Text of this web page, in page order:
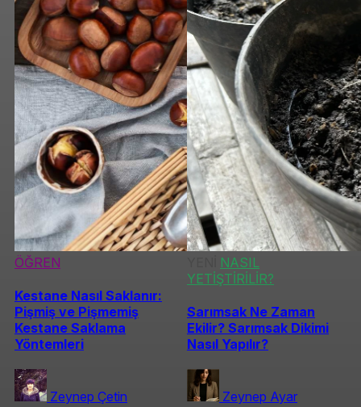
ÖĞREN
Kestane Nasıl Saklanır:
Pişmiş ve Pişmemiş
Kestane Saklama
Yöntemleri
Zeynep Çetin
NASIL
YETİŞTİRİLİR?
Sarımsak Ne Zaman
Ekilir? Sarımsak Dikimi
Nasıl Yapılır?
Zeynep Ayar